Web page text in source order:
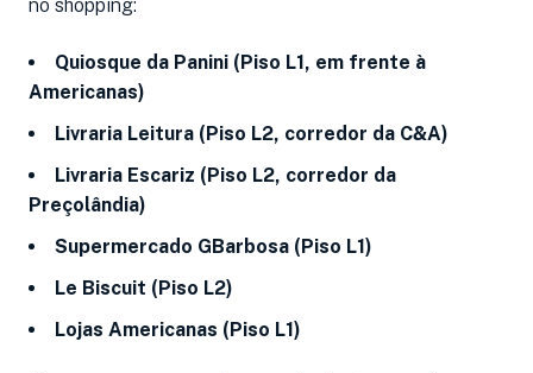
no shopping:
Quiosque da Panini (Piso L1, em frente à
Americanas)
Livraria Leitura (Piso L2, corredor da C&A)
Livraria Escariz (Piso L2, corredor da
Preçolândia)
Supermercado GBarbosa (Piso L1)
Le Biscuit (Piso L2)
Lojas Americanas (Piso L1)